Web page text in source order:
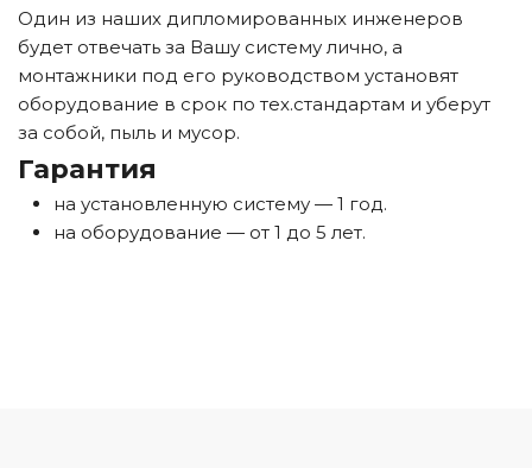
Один из наших дипломированных инженеров
будет отвечать за Вашу систему лично, а
монтажники под его руководством установят
оборудование в срок по тех.стандартам и уберут
за собой, пыль и мусор.
Гарантия
на установленную систему — 1 год.
на оборудование — от 1 до 5 лет.